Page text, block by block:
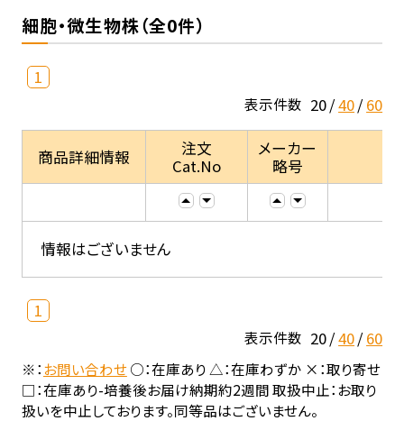
細胞・微生物株（全0件）
1
表示件数 20 40 60
商品詳細情報
注文
Cat.No
メーカー
略号
情報はございません
1
表示件数 20 40 60
※：お問い合わせ○：在庫あり △：在庫わずか ×：取り寄せ
□：在庫あり-培養後お届け納期約2週間 取扱中止：お取り
扱いを中止しております。同等品はございません。